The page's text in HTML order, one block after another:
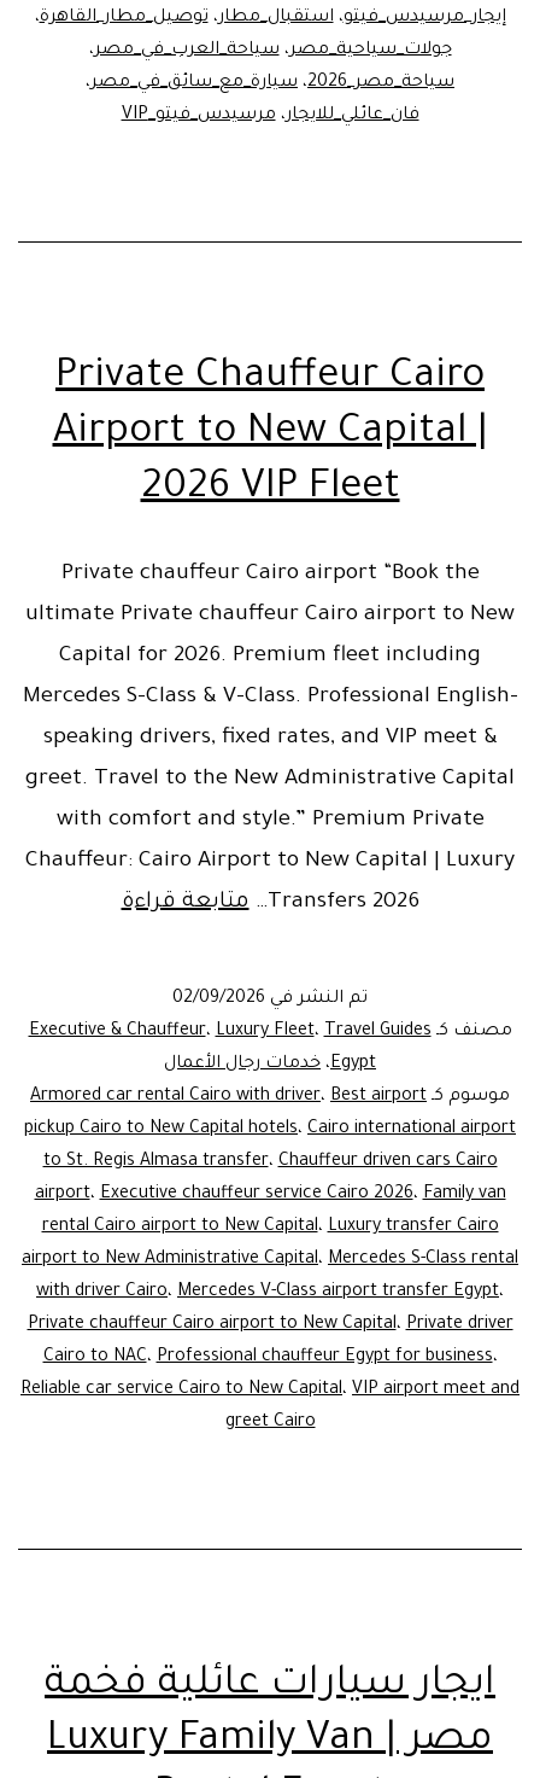
إيجار_مرسيدس_فيتو،استقبال_مطار،توصيل_مطار_القاهرة،
جولات_سياحية_مصر،سياحة_العرب_في_مصر،
سياحة_مصر_2026
، سيارة_مع_سائق_في_مصر،
فان_عائلي_للايجار،مرسيدس_فيتو_VIP
Private Chauffeur Cairo
Airport to New Capital |
2026 VIP Fleet
Private chauffeur Cairo airport “Book the
ultimate Private chauffeur Cairo airport to New
Capital for 2026. Premium fleet including
Mercedes S-Class & V-Class. Professional English-
speaking drivers, fixed rates, and VIP meet &
greet. Travel to the New Administrative Capital
with comfort and style.” Premium Private
Chauffeur: Cairo Airport to New Capital | Luxury
Transfers 2026…
متابعة قراءةPrivate
Airport
New
Capital
|
2026
VIP
Fleet
تم النشر في 02/09/2026
مصنف كـ
Executive & Chauffeur،Luxury Fleet،Travel Guides
Egypt، خدمات رجال الأعمال
موسوم كـ
Armored car rental Cairo with driver، Best airport
pickup Cairo to New Capital hotels، Cairo international airport
to St. Regis Almasa transfer،Chauffeur driven cars Cairo
airport،Executive chauffeur service Cairo 2026،Family van
rental Cairo airport to New Capital،Luxury transfer Cairo
airport to New Administrative Capital، Mercedes S-Class rental
with driver Cairo، Mercedes V-Class airport transfer Egypt،
Private chauffeur Cairo airport to New Capital،Private driver
Cairo to NAC،Professional chauffeur Egypt for business،
Reliable car service Cairo to New Capital، VIP airport meet and
greet Cairo
ايجار سيارات عائلية فخمة
مصر | Luxury Family Van